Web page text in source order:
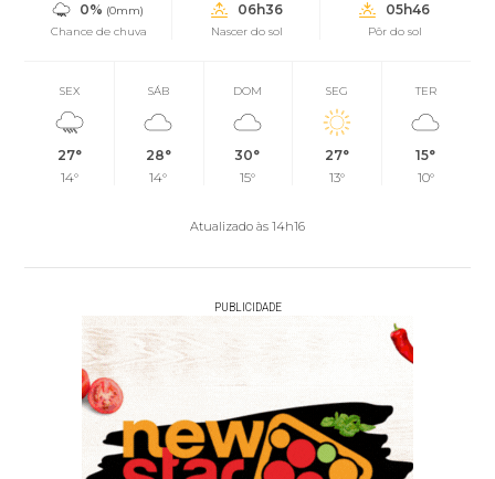
0% (0mm)
Chance de chuva
06h36
Nascer do sol
05h46
Pôr do sol
SEX
27°
14°
SÁB
28°
14°
DOM
30°
15°
SEG
27°
13°
TER
15°
10°
Atualizado às 14h16
PUBLICIDADE